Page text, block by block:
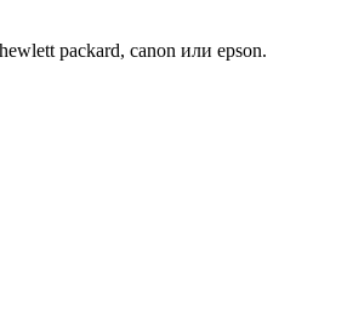
packard, canon или epson.